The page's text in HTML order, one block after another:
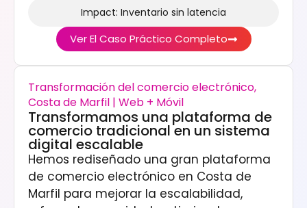
Impact: Inventario sin latencia
Ver El Caso Práctico Completo
Transformación del comercio electrónico,
Costa de Marfil | Web + Móvil
Transformamos una plataforma de
comercio tradicional en un sistema
digital escalable
Hemos rediseñado una gran plataforma
de comercio electrónico en Costa de
Marfil para mejorar la escalabilidad,